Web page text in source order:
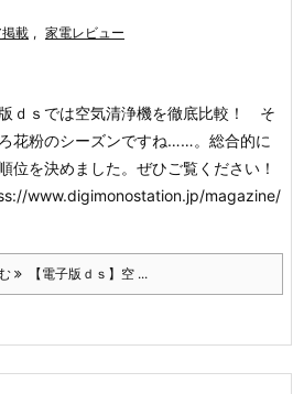
掲載 , 家電レビュー
ｄｓでは空気清浄機を徹底比較！ そ
花粉のシーズンですね……。総合的に
位を決めました。ぜひご覧ください！
www.digimonostation.jp/magazine/
【電子版ｄｓ】空 ...